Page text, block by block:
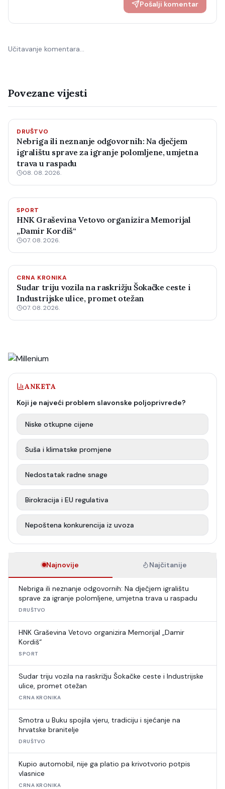
Pošalji komentar
Učitavanje komentara…
Povezane vijesti
DRUŠTVO
Nebriga ili neznanje odgovornih: Na dječjem
igralištu sprave za igranje polomljene, umjetna
trava u raspadu
08. 08. 2026.
SPORT
HNK Graševina Vetovo organizira Memorijal
„Damir Kordiš“
07. 08. 2026.
CRNA KRONIKA
Sudar triju vozila na raskrižju Šokačke ceste i
Industrijske ulice, promet otežan
07. 08. 2026.
ANKETA
Koji je najveći problem slavonske poljoprivrede?
Niske otkupne cijene
Suša i klimatske promjene
Nedostatak radne snage
Birokracija i EU regulativa
Nepoštena konkurencija iz uvoza
Najnovije Najčitanije
Nebriga ili neznanje odgovornih: Na dječjem igralištu
sprave za igranje polomljene, umjetna trava u raspadu
DRUŠTVO
HNK Graševina Vetovo organizira Memorijal „Damir
Kordiš“
SPORT
Sudar triju vozila na raskrižju Šokačke ceste i Industrijske
ulice, promet otežan
CRNA KRONIKA
Smotra u Buku spojila vjeru, tradiciju i sjećanje na
hrvatske branitelje
DRUŠTVO
Kupio automobil, nije ga platio pa krivotvorio potpis
vlasnice
CRNA KRONIKA